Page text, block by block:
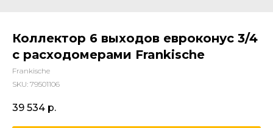
Коллектор 6 выходов евроконус 3/4
с раcходомерами Frankische
Frankische
SKU: 79501106
39 534 р.